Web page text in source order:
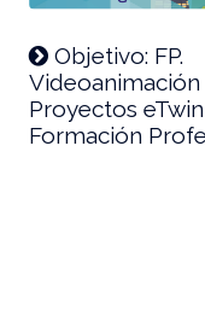
Objetivo: FP.
Videoanimación
Proyectos
Formación